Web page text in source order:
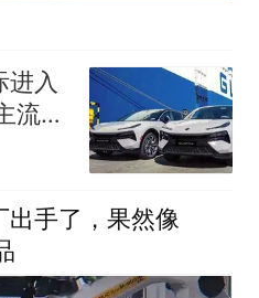
进入
流方
出手了，果然像